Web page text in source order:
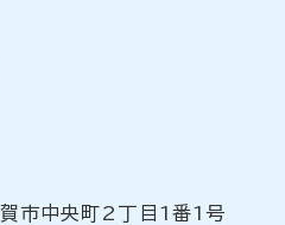
市中央町2丁目1番1号